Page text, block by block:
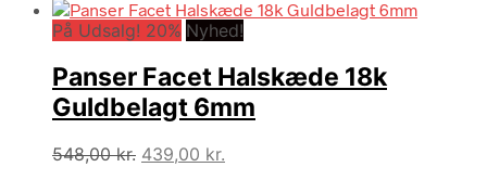
På Udsalg! 20% Nyhed!
Panser Facet Halskæde 18k
Guldbelagt 6mm
548,00kr. Den
439,00 kr.